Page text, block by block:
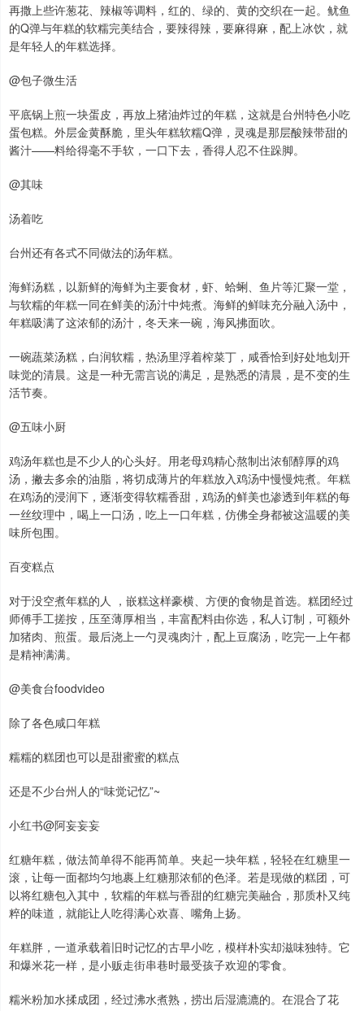
再撒上些许葱花、辣椒等调料，红的、绿的、黄的交织在一起。鱿鱼
的Q弹与年糕的软糯完美结合，要辣得辣，要麻得麻，配上冰饮，就
是年轻人的年糕选择。
@包子微生活
平底锅上煎一块蛋皮，再放上猪油炸过的年糕，这就是台州特色小吃
蛋包糕。外层金黄酥脆，里头年糕软糯Q弹，灵魂是那层酸辣带甜的
酱汁——料给得毫不手软，一口下去，香得人忍不住跺脚。
@其味
汤着吃
台州还有各式不同做法的汤年糕。
海鲜汤糕，以新鲜的海鲜为主要食材，虾、蛤蜊、鱼片等汇聚一堂，
与软糯的年糕一同在鲜美的汤汁中炖煮。海鲜的鲜味充分融入汤中，
年糕吸满了这浓郁的汤汁，冬天来一碗，海风拂面吹。
一碗蔬菜汤糕，白润软糯，热汤里浮着榨菜丁，咸香恰到好处地划开
味觉的清晨。这是一种无需言说的满足，是熟悉的清晨，是不变的生
活节奏。
@五味小厨
鸡汤年糕也是不少人的心头好。用老母鸡精心熬制出浓郁醇厚的鸡
汤，撇去多余的油脂，将切成薄片的年糕放入鸡汤中慢慢炖煮。年糕
在鸡汤的浸润下，逐渐变得软糯香甜，鸡汤的鲜美也渗透到年糕的每
一丝纹理中，喝上一口汤，吃上一口年糕，仿佛全身都被这温暖的美
味所包围。
百变糕点
对于没空煮年糕的人 ，嵌糕这样豪横、方便的食物是首选。糕团经过
师傅手工搓按，压至薄厚相当，丰富配料由你选，私人订制，可额外
加猪肉、煎蛋。最后浇上一勺灵魂肉汁，配上豆腐汤，吃完一上午都
是精神满满。
@美食台foodvideo
除了各色咸口年糕
糯糯的糕团也可以是甜蜜蜜的糕点
还是不少台州人的“味觉记忆”~
小红书@阿妄妄妄
红糖年糕，做法简单得不能再简单。夹起一块年糕，轻轻在红糖里一
滚，让每一面都均匀地裹上红糖那浓郁的色泽。若是现做的糕团，可
以将红糖包入其中，软糯的年糕与香甜的红糖完美融合，那质朴又纯
粹的味道，就能让人吃得满心欢喜、嘴角上扬。
年糕胖，一道承载着旧时记忆的古早小吃，模样朴实却滋味独特。它
和爆米花一样，是小贩走街串巷时最受孩子欢迎的零食。
糯米粉加水揉成团，经过沸水煮熟，捞出后湿漉漉的。在混合了花